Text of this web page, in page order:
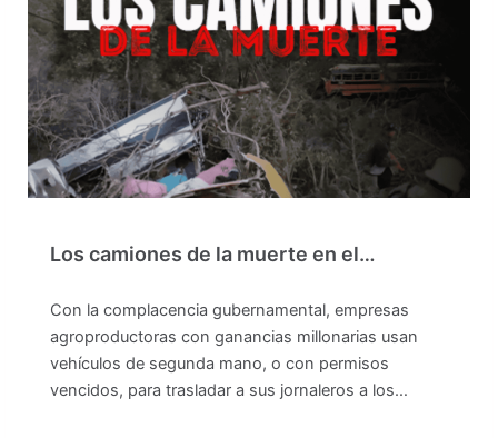
Los camiones de la muerte en el…
Con la complacencia gubernamental, empresas
agroproductoras con ganancias millonarias usan
vehículos de segunda mano, o con permisos
vencidos, para trasladar a sus jornaleros a los…